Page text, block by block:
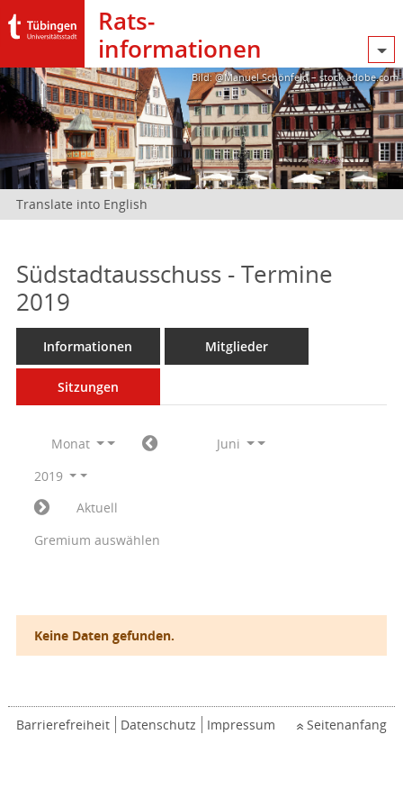
Rats­
informationen
Bild: @Manuel Schönfeld – stock.adobe.com
Translate into English
Südstadtausschuss - Termine
2019
Informationen Mitglieder
Sitzungen
Monat
Juni
2019
Aktuell
Gremium auswählen
Keine Daten gefunden.
Barrierefreiheit Datenschutz Impressum Seitenanfang